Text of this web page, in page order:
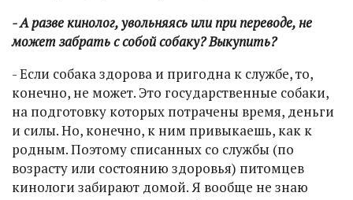
- А разве кинолог, увольняясь или при переводе, не
может забрать с собой собаку? Выкупить?
- Если собака здорова и пригодна к службе, то,
конечно, не может. Это государственные собаки,
на подготовку которых потрачены время, деньги
и силы. Но, конечно, к ним привыкаешь, как к
родным. Поэтому списанных со службы (по
возрасту или состоянию здоровья) питомцев
кинологи забирают домой. Я вообще не знаю